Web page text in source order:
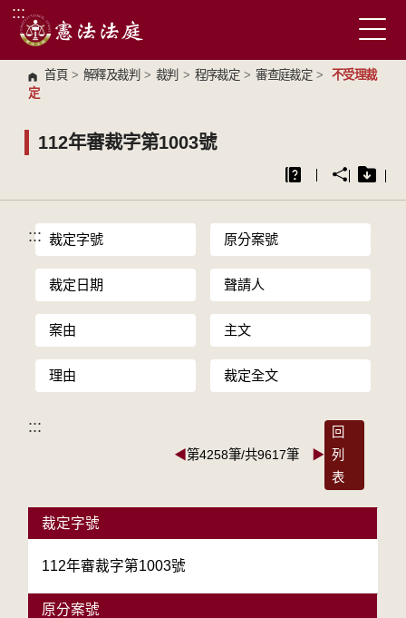
跳到主要內容區塊
:::
首頁 > 解釋及裁判 > 裁判 > 程序裁定 > 審查庭裁定 >
不受理裁
定
112年審裁字第1003號
::: 裁定字號 原分案號
裁定日期 聲請人
案由 主文
理由 裁定全文
:::
◀第4258筆/共9617筆 ▶
回
列
表
裁定字號
112年審裁字第1003號
原分案號